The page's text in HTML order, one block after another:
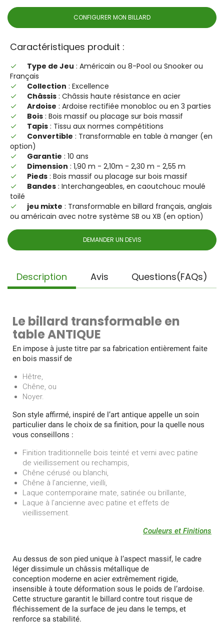
CONFIGURER MON BILLARD
Caractéristiques produit :
done Type de Jeu : Américain ou 8-Pool ou Snooker ou
Français
done Collection : Excellence
done Châssis : Châssis haute résistance en acier
done Ardoise : Ardoise rectifiée monobloc ou en 3 parties
done Bois : Bois massif ou placage sur bois massif
done Tapis : Tissu aux normes compétitions
done Convertible : Transformable en table à manger (en
option)
done Garantie : 10 ans
done Dimension : 1,90 m - 2,10m - 2,30 m - 2,55 m
done Pieds : Bois massif ou placage sur bois massif
done Bandes : Interchangeables, en caoutchouc moulé
toilé
done jeu mixte : Transformable en billard français, anglais
ou américain avec notre système SB ou XB (en option)
DEMANDER UN DEVIS
Description Avis Questions(FAQs)
Le billard transformable en
table ANTIQUE
En impose à juste titre par sa fabrication entièrement faite
en bois massif de
Hêtre,
Chêne, ou
Noyer.
Son style affirmé, inspiré de l’art antique appelle un soin
particulier dans le choix de sa finition, pour la quelle nous
vous conseillons :
Finition traditionnelle bois teinté et verni avec patine
de vieillissement ou rechampis,
Chêne cérusé ou blanchi,
Chêne à l’ancienne, vieilli,
Laque contemporaine mate, satinée ou brillante,
Laque à l’ancienne avec patine et effets de
vieillissement.
Couleurs et Finitions
Au dessus de son pied unique à l’aspect massif, le cadre
léger dissimule un châssis métallique de
conception moderne en acier extrêmement rigide,
insensible à toute déformation sous le poids de l’ardoise.
Cette structure garantit le billard contre tout risque de
fléchissement de la surface de jeu dans le temps, et
renforce sa stabilité.